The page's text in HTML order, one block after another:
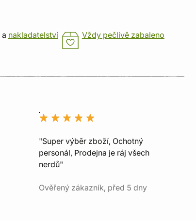
a nakladatelství Vždy pečlivě zabaleno
"Super výběr zboží, Ochotný
personál, Prodejna je ráj všech
nerdů"
Ověřený zákazník, před 5 dny